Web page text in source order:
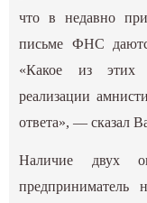
что в недавно
письме ФНС
«Какое из этих
реализации
ответа», — сказал
Наличие двух